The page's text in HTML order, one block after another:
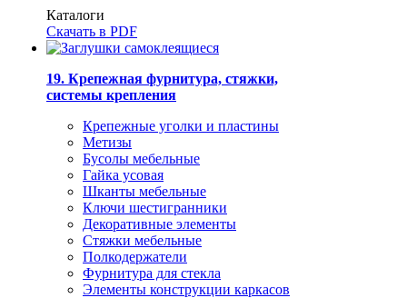
Каталоги
Скачать в PDF
19. Крепежная фурнитура, стяжки,
системы крепления
Крепежные уголки и пластины
Метизы
Бусолы мебельные
Гайка усовая
Шканты мебельные
Ключи шестигранники
Декоративные элементы
Стяжки мебельные
Полкодержатели
Фурнитура для стекла
Элементы конструкции каркасов